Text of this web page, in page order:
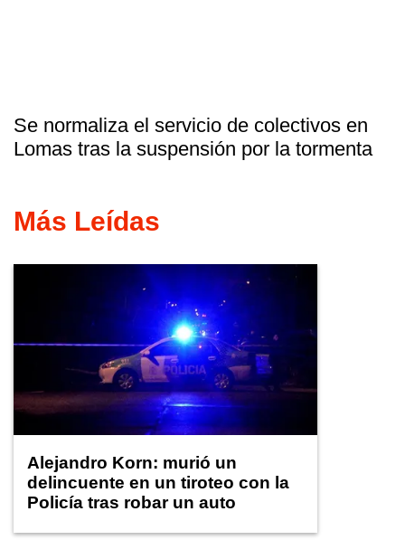
Se normaliza el servicio de colectivos en
Lomas tras la suspensión por la tormenta
Más Leídas
Alejandro Korn: murió un
delincuente en un tiroteo con la
Policía tras robar un auto